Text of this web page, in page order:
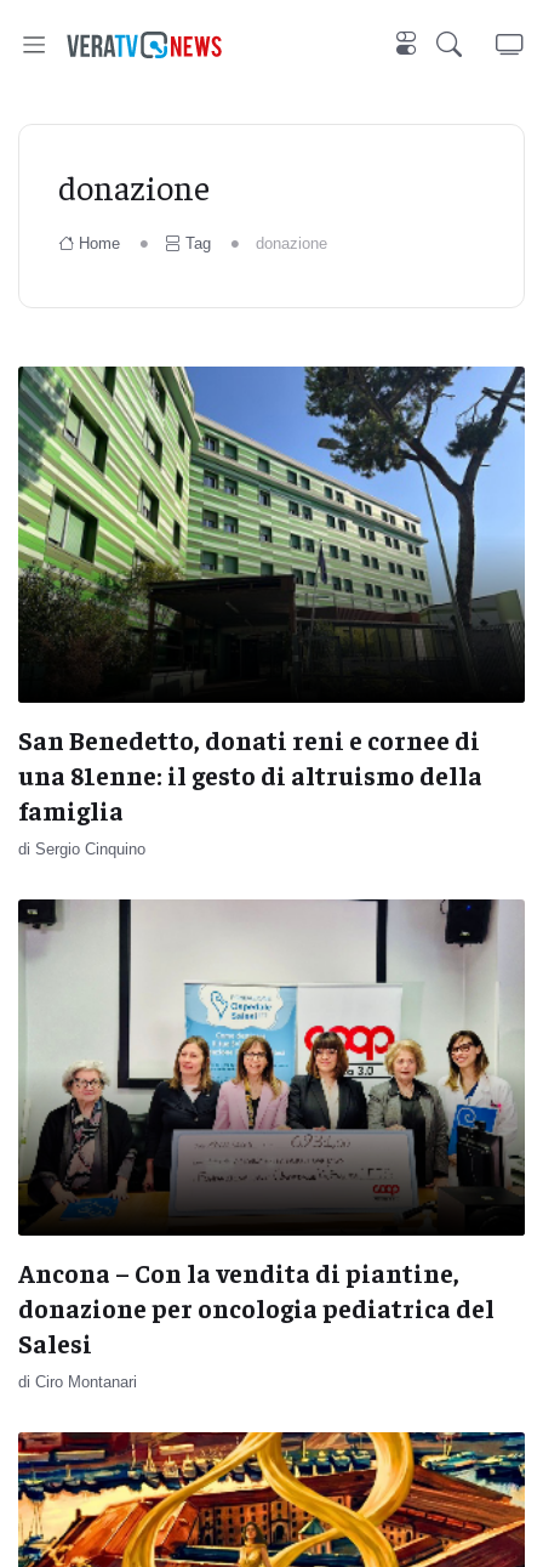
donazione
Home Tag donazione
San Benedetto, donati reni e cornee di
una 81enne: il gesto di altruismo della
famiglia
di Sergio Cinquino
Ancona – Con la vendita di piantine,
donazione per oncologia pediatrica del
Salesi
di Ciro Montanari